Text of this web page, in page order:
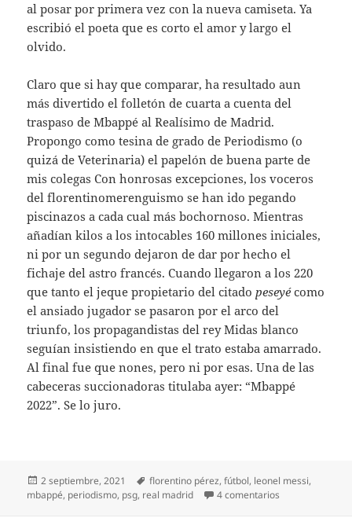
al posar por primera vez con la nueva camiseta. Ya
escribió el poeta que es corto el amor y largo el
olvido.
Claro que si hay que comparar, ha resultado aun
más divertido el folletón de cuarta a cuenta del
traspaso de Mbappé al Realísimo de Madrid.
Propongo como tesina de grado de Periodismo (o
quizá de Veterinaria) el papelón de buena parte de
mis colegas Con honrosas excepciones, los voceros
del florentinomerenguismo se han ido pegando
piscinazos a cada cual más bochornoso. Mientras
añadían kilos a los intocables 160 millones iniciales,
ni por un segundo dejaron de dar por hecho el
fichaje del astro francés. Cuando llegaron a los 220
que tanto el jeque propietario del citadopeseyécomo
el ansiado jugador se pasaron por el arco del
triunfo, los propagandistas del rey Midas blanco
seguían insistiendo en que el trato estaba amarrado.
Al final fue que nones, pero ni por esas. Una de las
cabeceras succionadoras titulaba ayer: “Mbappé
2022”. Se lo juro.
Publicado
el
2 septiembre, 2021 Etiquetas
florentino pérez,fútbol, leonel messi,
mbappé, periodismo, psg, real madrid 4 comentarios